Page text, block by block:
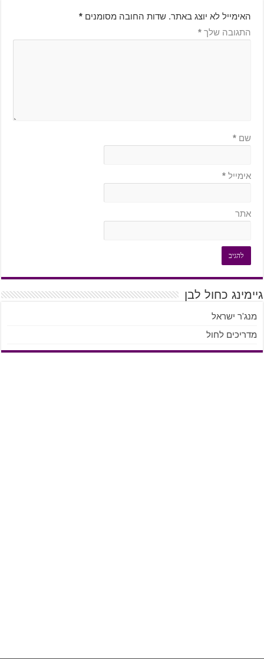
האימייל לא יוצג באתר. שדות החובה מסומנים *
התגובה שלך *
שם *
אימייל *
אתר
גיימינג כחול לבן
מנג'ר ישראל
מדריכים לחול